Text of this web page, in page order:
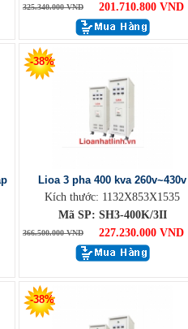
325.340.000 VND 201.710.800 VND
-38%
Lioa 3 pha 400 kva 260v~430v
Kích thước: 1132X853X1535
Mã SP: SH3-400K/3II
366.500.000 VND 227.230.000 VND
-38%